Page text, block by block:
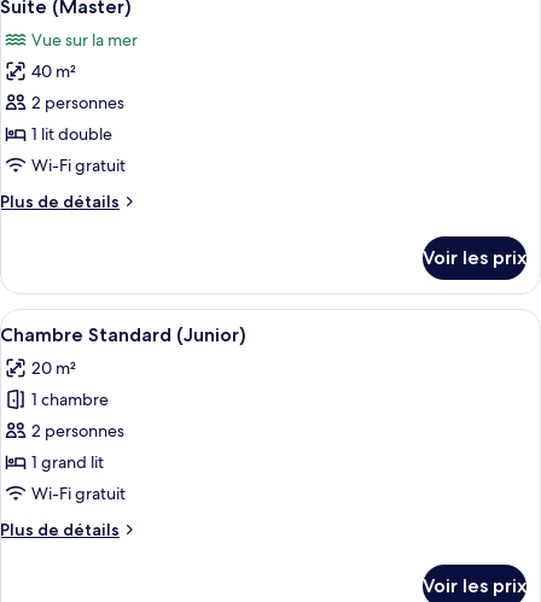
chambre
Chambre
Deluxe
toutes
les
photos
pour
ce
type
chambre :
Suite (Master)
Vue sur la mer
40 m²
2 personnes
1 lit double
Wi-Fi gratuit
Plus de détails
Plus
le
type
de
Suite
(Master)
Voir les prix
Afficher
toutes
les
photos
pour
ce
type
chambre :
Une chambre à coucher
4
Chambre Standard (Junior)
20 m²
1 chambre
2 personnes
1 grand lit
Wi-Fi gratuit
Plus de détails
Plus
Voir les prix